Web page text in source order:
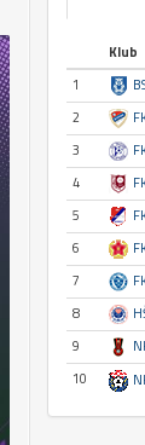
Klub
1
2
3
4
5
6
7
8
9
10